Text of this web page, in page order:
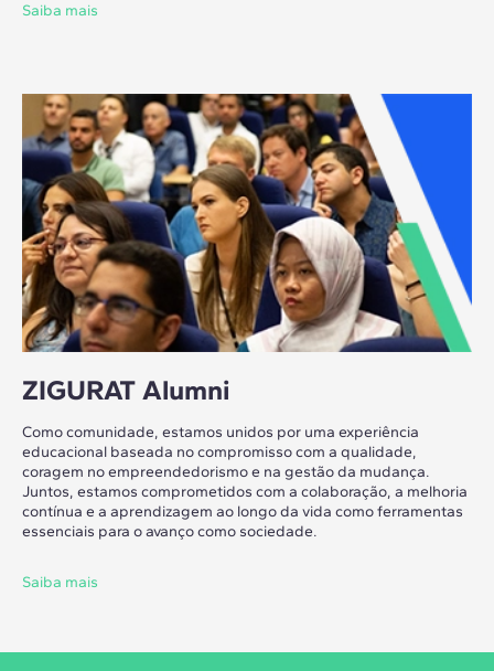
Saiba mais
ZIGURAT Alumni
Como comunidade, estamos unidos por uma experiência
educacional baseada no compromisso com a qualidade,
coragem no empreendedorismo e na gestão da mudança.
Juntos, estamos comprometidos com a colaboração, a melhoria
contínua e a aprendizagem ao longo da vida como ferramentas
essenciais para o avanço como sociedade.
Saiba mais